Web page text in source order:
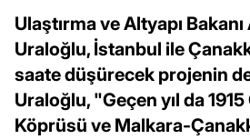
Ulaştırma ve Altyapı
Uraloğlu, İstanbul ile
saate düşürecek projenin
Uraloğlu, "Geçen yıl da
Köprüsü ve Malkara-